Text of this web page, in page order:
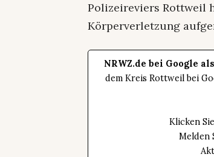
Polizeireviers Rottweil
Körperverletzung
NRWZ.de bei Google
dem Kreis Rottweil bei
Klicken
Melden